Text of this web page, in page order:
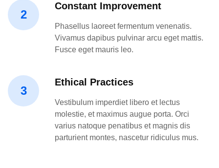
2
Constant Improvement
Phasellus laoreet fermentum venenatis.
Vivamus dapibus pulvinar arcu eget mattis.
Fusce eget mauris leo.
3
Ethical Practices
Vestibulum imperdiet libero et lectus
molestie, et maximus augue porta. Orci
varius natoque penatibus et magnis dis
parturient montes, nascetur ridiculus mus.